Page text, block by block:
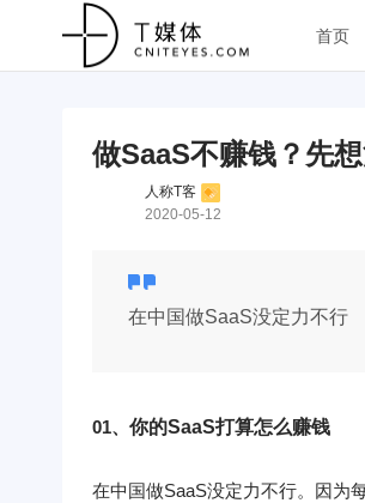
首页
做SaaS不赚钱？先
人称T客
2020-05-12
在中国做SaaS没定力不行
01、 你的SaaS打算怎么赚钱
在中国做SaaS没定力不行。因为